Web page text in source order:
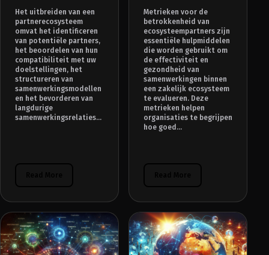
Het uitbreiden van een
partnerecosysteem
omvat het identificeren
van potentiële partners,
het beoordelen van hun
compatibiliteit met uw
doelstellingen, het
structureren van
samenwerkingsmodellen
en het bevorderen van
langdurige
samenwerkingsrelaties...
Metrieken voor de
betrokkenheid van
ecosysteempartners zijn
essentiële hulpmiddelen
die worden gebruikt om
de effectiviteit en
gezondheid van
samenwerkingen binnen
een zakelijk ecosysteem
te evalueren. Deze
metrieken helpen
organisaties te begrijpen
hoe goed...